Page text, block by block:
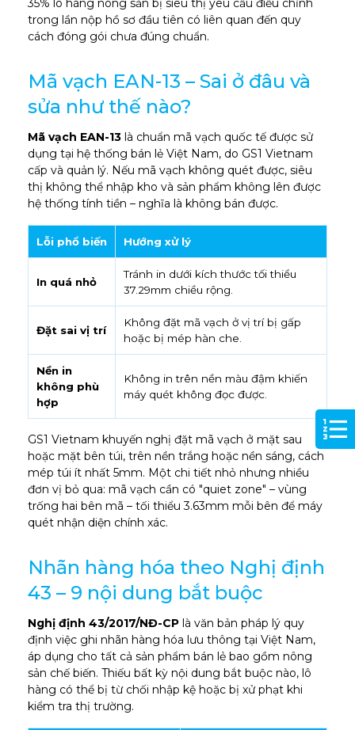
35% lô hàng nông sản bị siêu thị yêu cầu điều chỉnh
trong lần nộp hồ sơ đầu tiên có liên quan đến quy
cách đóng gói chưa đúng chuẩn.
Mã vạch EAN-13 – Sai ở đâu và
sửa như thế nào?
Mã vạch EAN-13 là chuẩn mã vạch quốc tế được sử
dụng tại hệ thống bán lẻ Việt Nam, do GS1 Vietnam
cấp và quản lý. Nếu mã vạch không quét được, siêu
thị không thể nhập kho và sản phẩm không lên được
hệ thống tính tiền – nghĩa là không bán được.
Lỗi phổ biến Hướng xử lý
In quá nhỏ
Tránh in dưới kích thước tối thiểu
37.29mm chiều rộng.
Đặt sai vị trí
Không đặt mã vạch ở vị trí bị gấp
hoặc bị mép hàn che.
Nền in
không phù
hợp
Không in trên nền màu đậm khiến
máy quét không đọc được.
GS1 Vietnam khuyến nghị đặt mã vạch ở mặt sau
hoặc mặt bên túi, trên nền trắng hoặc nền sáng, cách
mép túi ít nhất 5mm. Một chi tiết nhỏ nhưng nhiều
đơn vị bỏ qua: mã vạch cần có "quiet zone" – vùng
trống hai bên mã – tối thiểu 3.63mm mỗi bên để máy
quét nhận diện chính xác.
Nhãn hàng hóa theo Nghị định
43 – 9 nội dung bắt buộc
Nghị định 43/2017/NĐ-CP là văn bản pháp lý quy
định việc ghi nhãn hàng hóa lưu thông tại Việt Nam,
áp dụng cho tất cả sản phẩm bán lẻ bao gồm nông
sản chế biến. Thiếu bất kỳ nội dung bắt buộc nào, lô
hàng có thể bị từ chối nhập kệ hoặc bị xử phạt khi
kiểm tra thị trường.